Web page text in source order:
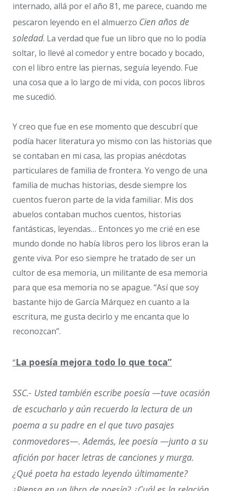
internado, allá por el año 81, me parece, cuando me
pescaron leyendo en el almuerzo Cien años de
soledad. La verdad que fue un libro que no lo podía
soltar, lo llevé al comedor y entre bocado y bocado,
con el libro entre las piernas, seguía leyendo. Fue
una cosa que a lo largo de mi vida, con pocos libros
me sucedió.
Y creo que fue en ese momento que descubrí que
podía hacer literatura yo mismo con las historias que
se contaban en mi casa, las propias anécdotas
particulares de familia de frontera. Yo vengo de una
familia de muchas historias, desde siempre los
cuentos fueron parte de la vida familiar. Mis dos
abuelos contaban muchos cuentos, historias
fantásticas, leyendas… Entonces yo me crié en ese
mundo donde no había libros pero los libros eran la
gente viva. Por eso siempre he tratado de ser un
cultor de esa memoria, un militante de esa memoria
para que esa memoria no se apague. “Así que soy
bastante hijo de García Márquez en cuanto a la
escritura, me gusta decirlo y me encanta que lo
reconozcan”.
“La poesía mejora todo lo que toca”
SSC.- Usted también escribe poesía —tuve ocasión
de escucharlo y aún recuerdo la lectura de un
poema a su padre en el que tuvo pasajes
conmovedores—. Además, lee poesía —junto a su
afición por hacer letras de canciones y murga.
¿Qué poeta ha estado leyendo últimamente?